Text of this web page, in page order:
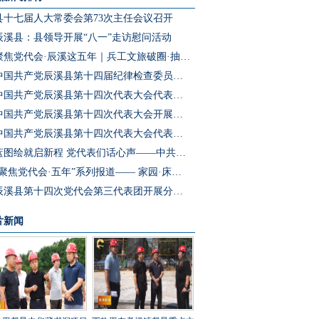
十七届人大常委会第73次主任会议召开
溪县：县领导开展“八一”走访慰问活动
聚焦党代会·辰溪这五年｜兵工文旅破圈·抽水蓄能冲刺·园区集群成势 辰溪把产业“老底子”变为发展“新引擎”
中国共产党辰溪县第十四届纪律检查委员会第一次全体会议召开
中国共产党辰溪县第十四次代表大会代表团第四次会议开展分团预选
中国共产党辰溪县第十四次代表大会开展代表团第三次会议分团讨论
中国共产党辰溪县第十四次代表大会代表团第二次会议开展分团讨论
蓝图绘就启新程 党代表们话心声——中共辰溪县第十四次党代会代表访谈
“聚焦党代会·五年”系列报道—— 家园·床位·课桌三个坐标读懂辰溪民生温度
辰溪县第十四次党代会第三代表团开展分团讨论
新闻